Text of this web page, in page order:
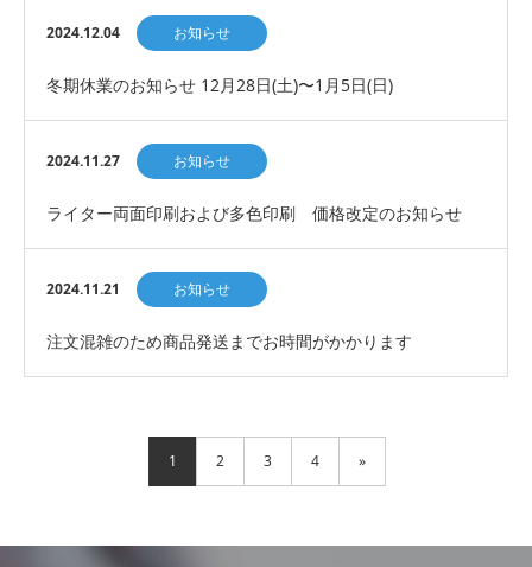
5:00
2024.12.04 お知らせ
冬期休業のお知らせ 12月28日(土)〜1月5日(日)
2024.11.27 お知らせ
ライター両面印刷および多色印刷 価格改定のお知らせ
2024.11.21 お知らせ
注文混雑のため商品発送までお時間がかかります
1 2 3 4 »